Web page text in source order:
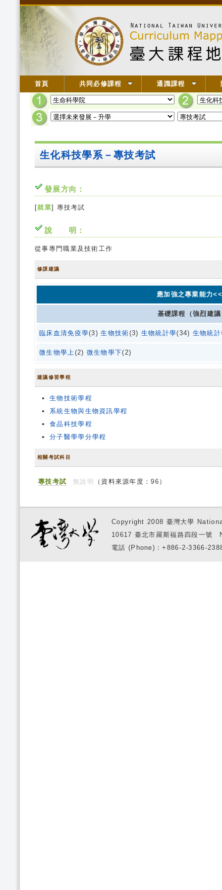
首頁 共同必修課程 通識課程
生化科技學系－專技考試
發展方向：
[就業] 專技考試
說 明：
從事專門職業及技術工作
修課建議
應加強之專業能力
基礎課程（強烈建
臨床血清免疫學(3)生物技術(3) 生物統計學(34) 生物統
微生物學上(2) 微生物學下(2)
建議修習學程
生物技術學程
系統生物與生物資訊學程
食品科技學程
分子醫學學分學程
相關考試科目
專技考試 無說明 （資料來源年度：96）
Copyright 2008 臺灣大學
10617 臺北市羅斯福路四段一
電話 (Phone)：+886-2-3366-